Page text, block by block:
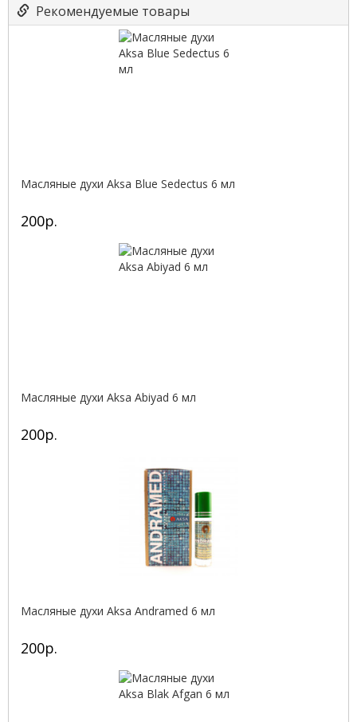
Рекомендуемые товары
Масляные духи Aksa Blue Sedectus 6 мл
200р.
Масляные духи Aksa Abiyad 6 мл
200р.
Масляные духи Aksa Andramed 6 мл
200р.